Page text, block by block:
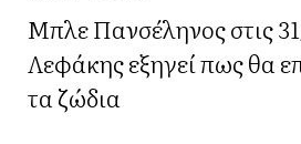
Μπλε Πανσέληνος στις
Λεφάκης εξηγεί πως θα
τα ζώδια